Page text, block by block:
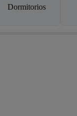
Dormitorios